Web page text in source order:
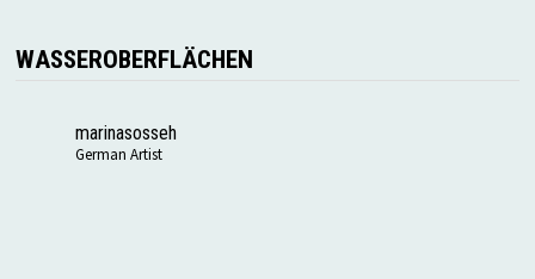
WASSEROBERFLÄCHEN
marinasosseh
German Artist